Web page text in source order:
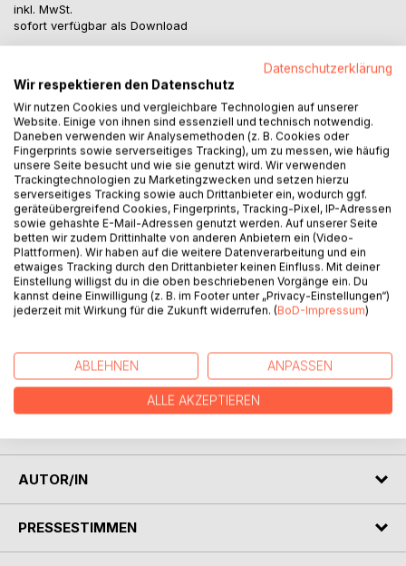
inkl. MwSt.
sofort verfügbar als Download
IN DEN WARENKORB
Auf die Merkliste
Titel bewerten
BESCHREIBUNG
In einem Nachtzug geht Tennisdiva Anna, brachial
berauscht von indischem Liebestee, dem geheimnisvollen
Patchouli-Mann ins Netz. Ihre Mitreisende erlebt auf
absoluter Nahdistanz eine faszinierende Performance nach
AUTOR/IN
PRESSESTIMMEN
Datenschutzerklärung
Wir respektieren den Datenschutz
Wir nutzen Cookies und vergleichbare Technologien auf unserer
Website. Einige von ihnen sind essenziell und technisch notwendig.
Daneben verwenden wir Analysemethoden (z. B. Cookies oder
Fingerprints sowie serverseitiges Tracking), um zu messen, wie häufig
unsere Seite besucht und wie sie genutzt wird. Wir verwenden
Trackingtechnologien zu Marketingzwecken und setzen hierzu
serverseitiges Tracking sowie auch Drittanbieter ein, wodurch ggf.
geräteübergreifend Cookies, Fingerprints, Tracking-Pixel, IP-Adressen
sowie gehashte E-Mail-Adressen genutzt werden. Auf unserer Seite
betten wir zudem Drittinhalte von anderen Anbietern ein (Video-
Plattformen). Wir haben auf die weitere Datenverarbeitung und ein
etwaiges Tracking durch den Drittanbieter keinen Einfluss. Mit deiner
Einstellung willigst du in die oben beschriebenen Vorgänge ein. Du
kannst deine Einwilligung (z. B. im Footer unter „Privacy-Einstellungen“)
jederzeit mit Wirkung für die Zukunft widerrufen. (BoD-Impressum)
ABLEHNEN ANPASSEN
ALLE AKZEPTIEREN